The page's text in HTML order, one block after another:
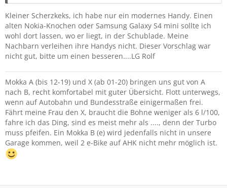
Kleiner Scherzkeks, ich habe nur ein modernes Handy. Einen
alten Nokia-Knochen oder Samsung Galaxy S4 mini sollte ich
wohl dort lassen, wo er liegt, in der Schublade. Meine
Nachbarn verleihen ihre Handys nicht. Dieser Vorschlag war
nicht gut, bitte um einen besseren....LG Rolf
Mokka A (bis 12-19) und X (ab 01-20) bringen uns gut von A
nach B, recht komfortabel mit guter Übersicht. Flott unterwegs,
wenn auf Autobahn und Bundesstraße einigermaßen frei.
Fährt meine Frau den X, braucht die Bohne weniger als 6 l/100,
fahre ich das Ding, sind es meist mehr als ...., denn der Turbo
muss pfeifen. Ein Mokka B (e) wird jedenfalls nicht in unsere
Garage kommen, weil 2 e-Bike auf AHK nicht mehr möglich ist.